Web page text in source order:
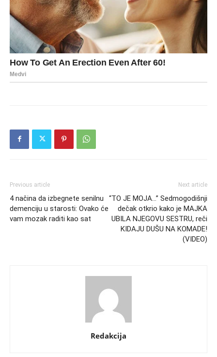
Previous article
4 načina da izbegnete senilnu
demenciju u starosti: Ovako će
vam mozak raditi kao sat
Next article
“TO JE MOJA…” Sedmogodišnji
dečak otkrio kako je MAJKA
UBILA NJEGOVU SESTRU, reči
KIDAJU DUŠU NA KOMADE!
(VIDEO)
Redakcija